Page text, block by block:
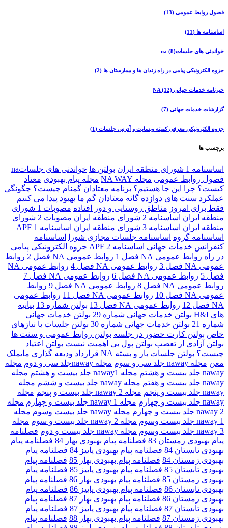
فصول روابط عمومی (13)
اساسنامه ها (11)
خواندنی های جلساتna(8)
جزوه الکترونیکی پیامی در راه زندان ها و بیمارستان ها (2)
خبرنامه خدمات جهانی NA (12)
گزارشات خدمات جهانی (7)
جزوه الکترونیکی معرفی کمیته وبسایت و آدرس جلسات (1)
برچسب ها
اساسنامه 1 شورای منطقه ایران بولتن ها خواندنی های جلساتna
فصول روابط عمومی مجله NA WAY مجله پیام بهبودی معتاد
کیست؟ چرا اين جا هستيم؟ برنامه معتادان گمنام چيست؟ چگونگی
عملکرد سنت های دوازده گانه معتادان گم ما بهبود پیدا می کنیم
فقط برای امروز مناطق روستایی و دور افتاده
مصوبات 1 شورای
منطقه ايران اساسنامه 2 شورای منطقه ايران
مصوبات 2 شورای
منطقه ايران اساسنامه 3 شورای منطقه ايران
اساسنامه 1 APF
اساسنامه گروه اساسنامه جلسات مجازی شورا
اساسنامه
کنفرانس خدمات جهانی اساسنامه 2 APF
جزوه الکترونیکی پیامی
در راه روابط عمومی NA فصل 1 روابط عمومی NA فصل 2
روابط
عمومی NA فصل 3
روابط عمومی NA فصل 4
روابط عمومی NA
فصل 5
روابط عمومی NA فصل 6
روابط عمومی NA فصل 7
روابط عمومی NA فصل 8
روابط عمومی NA فصل 9
روابط
عمومی NA فصل 10
روابط عمومی NA فصل 11
روابط عمومی
NA فصل 12
روابط عمومی NA فصل 13 بولتن شماره 13
بیانیه
های H&I
بولتن خدمات جهانی شماره 29
بولتن خدمات جهانی
شماره 21
بولتن خدمات جهانی شماره 30
بولتن جلسات با نیازهای
خاص بولتن کارت حضور در جلسه بولتن روابط عمومی و سنت ها
بولتن آزادی از تعصب بولتن پول بی اهمیت نیست بولتن اعتیاد
چیست؟ بولتن جلسات باز و بسته NA
قرارداد ودیعه گذاری مایملک
معن مجله naway جلد سی و سوم مجله nawayجلد سی و دوم
مجله
naway جلد بیست و هشتم
مجله naway1 جلد بیست و هشتم
مجله
naway جلد بیست و هفتم
مجله naway جلد بیست و ششم
مجله
naway جلد بیست و پنجم
مجله 2 naway جلد بیست و پنجم
مجله
naway جلد بیست و چهارم
مجله naway 1 جلد بیست و چهارم
مجله
naway 2 جلد بیست و چهارم
مجله naway جلد بیست وسوم
مجله
naway 1 جلد بیست وسوم
مجله naway 2 جلد بیست و سوم
مجله
naway 3 جلد بیست وسوم
مجله naway جلد بیست و دوم
فصلنامه
پیام بهبودی زمستان 83
فصلنامه پیام بهبودی بهار 84
فصلنامه پیام
بهبودی تابستان 84
فصلنامه پیام بهبودی پاییز 84
فصلنامه پیام
بهبودی زمستان 84
فصلنامه پیام بهبودی بهار 85
فصلنامه پیام
بهبودی تابستان 85
فصلنامه پیام بهبودی پاییز 85
فصلنامه پیام
بهبودی زمستان 85
فصلنامه پیام بهبودی بهار 86
فصلنامه پیام
بهبودی تابستان 86
فصلنامه پیام بهبودی پاییز 86
فصلنامه پیام
بهبودی زمستان 86
فصلنامه پیام بهبودی بهار 87
فصلنامه پیام
بهبودی تابستان 87
فصلنامه پیام بهبودی پاییز 87
فصلنامه پیام
بهبودی زمستان 87
فصلنامه پیام بهبودی بهار 88
فصلنامه پیام